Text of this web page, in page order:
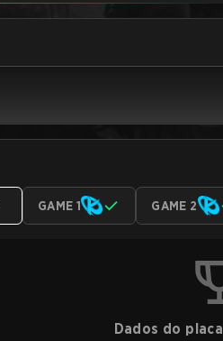
GAME 1 GAME 2
Dados do